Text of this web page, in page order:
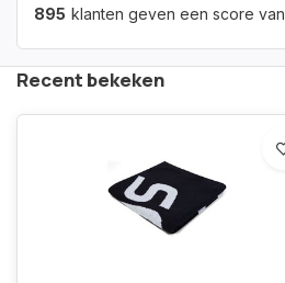
895 klanten geven een score van
Recent bekeken